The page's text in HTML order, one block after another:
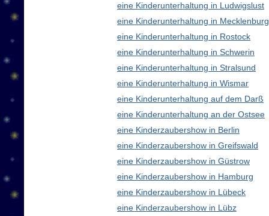
eine Kinderunterhaltung in Ludwigslust
eine Kinderunterhaltung in
eine Kinderunterhaltung in Rostock
eine Kinderunterhaltung in Schwerin
eine Kinderunterhaltung in Stralsund
eine Kinderunterhaltung in Wismar
eine Kinderunterhaltung auf dem Darß
eine Kinderunterhaltung an der Ostsee
eine Kinderzaubershow in Berlin
eine Kinderzaubershow in Greifswald
eine Kinderzaubershow in Güstrow
eine Kinderzaubershow in Hamburg
eine Kinderzaubershow in Lübeck
eine Kinderzaubershow in Lübz